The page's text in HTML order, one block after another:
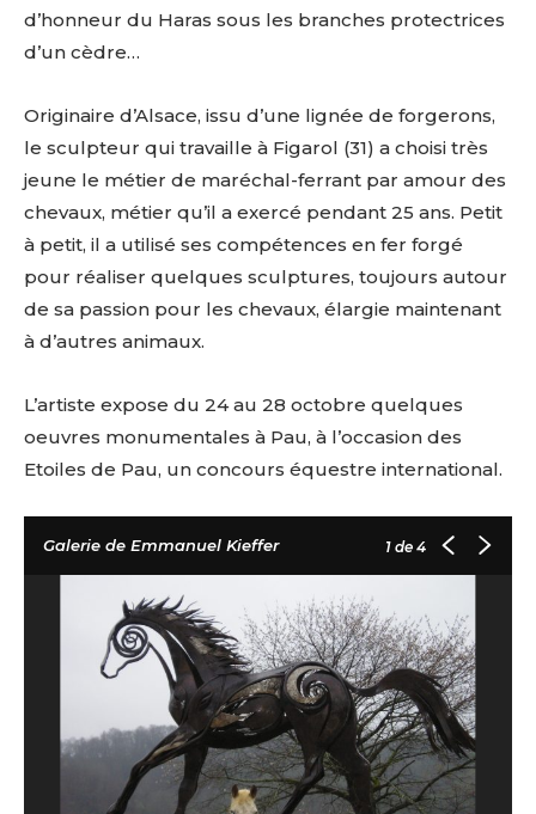
d’honneur du Haras sous les branches protectrices
d’un cèdre…
Originaire d’Alsace, issu d’une lignée de forgerons,
le sculpteur qui travaille à Figarol (31) a choisi très
jeune le métier de maréchal-ferrant par amour des
chevaux, métier qu’il a exercé pendant 25 ans. Petit
à petit, il a utilisé ses compétences en fer forgé
pour réaliser quelques sculptures, toujours autour
de sa passion pour les chevaux, élargie maintenant
à d’autres animaux.
L’artiste expose du 24 au 28 octobre quelques
oeuvres monumentales à Pau, à l’occasion des
Etoiles de Pau, un concours équestre international.
Galerie de Emmanuel Kieffer 1 de 4